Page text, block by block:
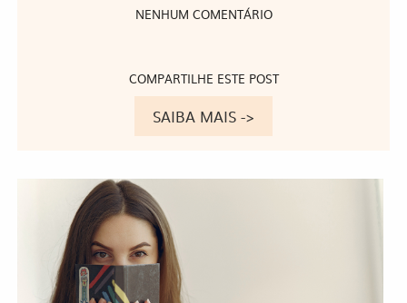
NENHUM COMENTÁRIO
COMPARTILHE ESTE POST
SAIBA MAIS ->